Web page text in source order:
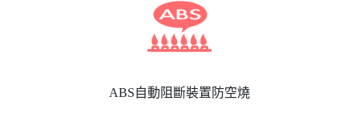
ABS自動阻斷裝置防空燒